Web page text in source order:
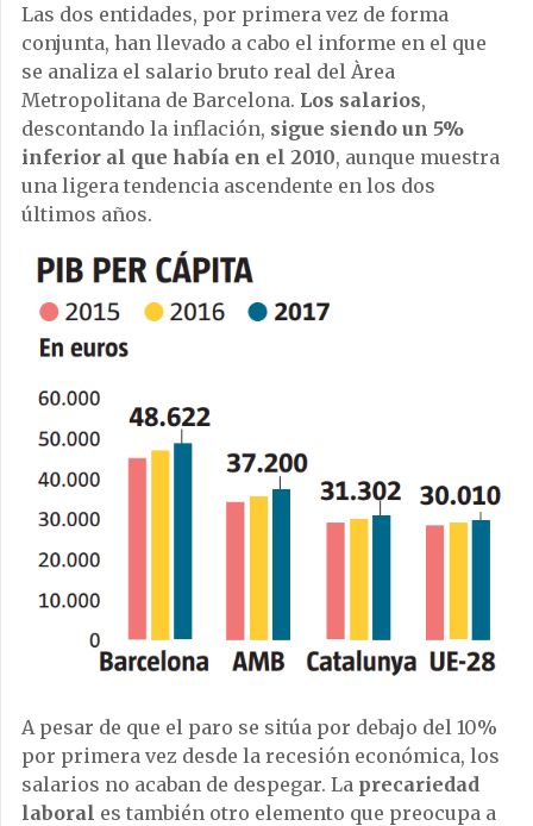
Las dos entidades, por primera vez de forma
conjunta, han llevado a cabo el informe en el que
se analiza el salario bruto real del Àrea
Metropolitana de Barcelona. Los salarios,
descontando la inflación, sigue siendo un 5%
inferior al que había en el 2010, aunque muestra
una ligera tendencia ascendente en los dos
últimos años.
A pesar de que el paro se sitúa por debajo del 10%
por primera vez desde la recesión económica, los
salarios no acaban de despegar. La precariedad
laboral es también otro elemento que preocupa a